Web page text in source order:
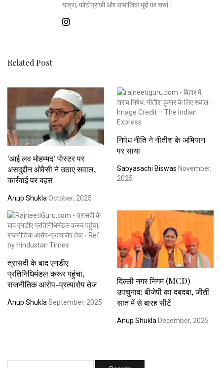
यात्रा, फोटोग्राफी और सामाजिक मुद्दों पर चर्चा।
Related Post
‘आई लव मोहम्मद’ पोस्टर पर
असदुद्दीन ओवैसी ने उठाए सवाल,
कार्रवाई पर बहस
Anup Shukla October, 2025
निषेध नीति ने नीतीश के अभियान
पर साया
Sabyasachi Biswas November,
2025
त्रासदी के बाद एनडीए
प्रतिनिधिमंडल करूर पहुंचा,
राजनीतिक आरोप-प्रत्यारोप तेज
Anup Shukla September, 2025
दिल्ली नगर निगम (MCD)
उपचुनाव: बीजेपी का दबदबा, जीतीं
सात में से बारह सीटें
Anup ShuklaDecember, 2025